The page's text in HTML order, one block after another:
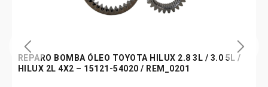
REPARO BOMBA ÓLEO TOYOTA HILUX 2.8 3L / 3.0 5L /
HILUX 2L 4X2 – 15121-54020 / REM_0201